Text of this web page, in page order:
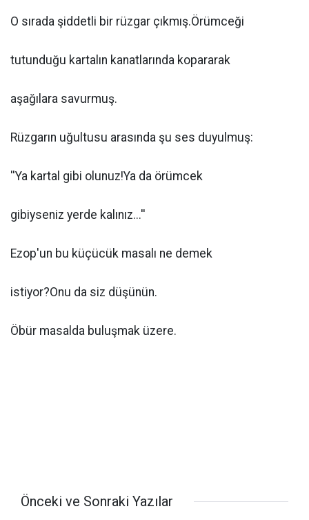
O sırada şiddetli bir rüzgar çıkmış.Örümceği
tutunduğu kartalın kanatlarında kopararak
aşağılara savurmuş.
Rüzgarın uğultusu arasında şu ses duyulmuş:
''Ya kartal gibi olunuz!Ya da örümcek
gibiyseniz yerde kalınız...''
Ezop'un bu küçücük masalı ne demek
istiyor?Onu da siz düşünün.
Öbür masalda buluşmak üzere.
Önceki ve Sonraki Yazılar